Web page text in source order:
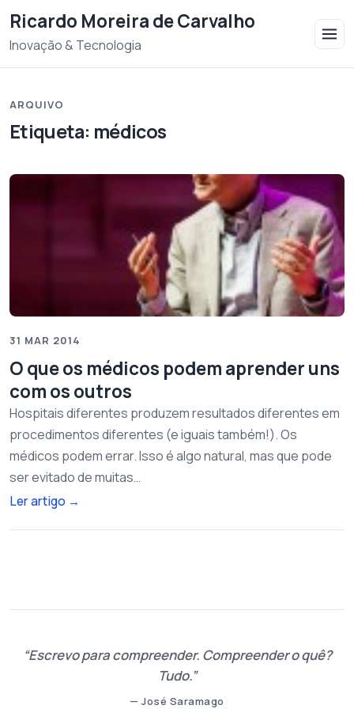
Ricardo Moreira de Carvalho
Inovação & Tecnologia
ARQUIVO
Etiqueta: médicos
31 MAR 2014
O que os médicos podem aprender uns
com os outros
Hospitais diferentes produzem resultados diferentes em
procedimentos diferentes (e iguais também!). Os
médicos podem errar. Isso é algo natural, mas que pode
ser evitado de muitas…
Ler artigo →
Escrevo para compreender. Compreender o quê?
Tudo.
— José Saramago